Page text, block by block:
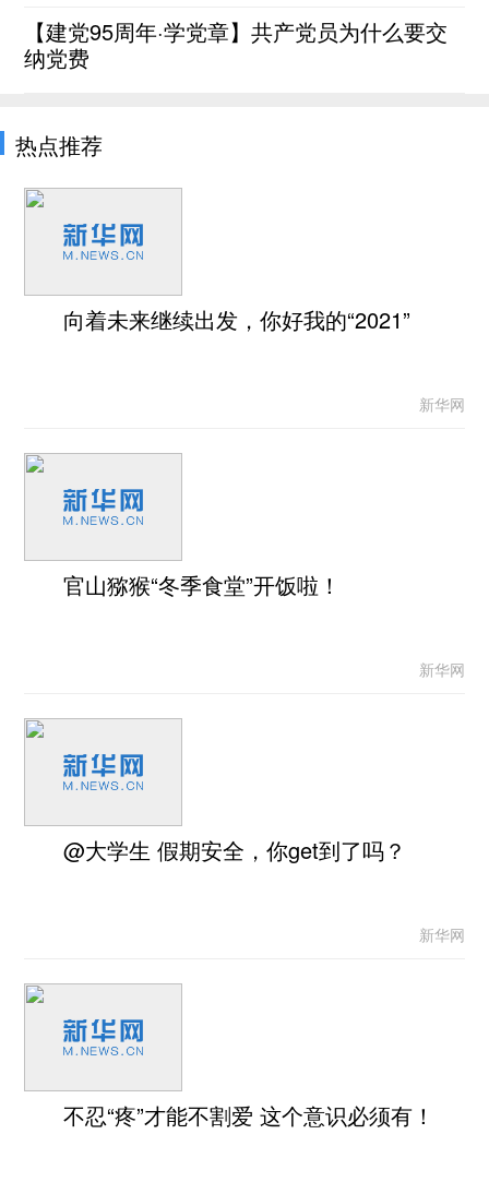
【建党95周年·学党章】共产党员为什么要交
纳党费
热点推荐
向着未来继续出发，你好我的“2021”
新华网
官山猕猴“冬季食堂”开饭啦！
新华网
@大学生 假期安全，你get到了吗？
新华网
不忍“疼”才能不割爱 这个意识必须有！